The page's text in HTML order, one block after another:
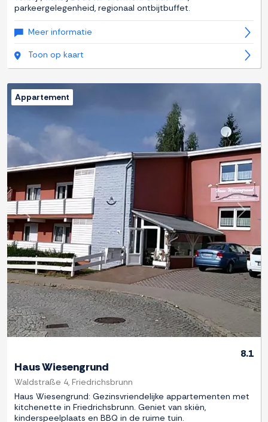
parkeergelegenheid, regionaal ontbijtbuffet.
Meer informatie
Toon op kaart
Previous Next
Appartement
8.1
Haus Wiesengrund
Waldstraße 4, Friedrichsbrunn
Haus Wiesengrund: Gezinsvriendelijke appartementen met
kitchenette in Friedrichsbrunn. Geniet van skiën,
kinderspeelplaats en BBQ in de ruime tuin.